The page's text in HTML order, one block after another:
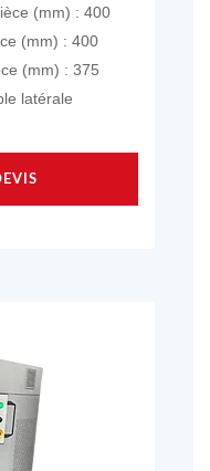
(mm) : 400
(mm) : 400
(mm) : 375
latérale